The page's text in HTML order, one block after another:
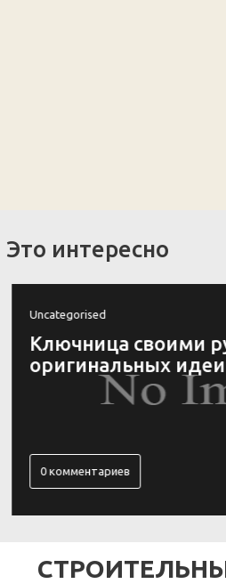
Это интересно
Uncategorised
Ключница своими
оригинальных идеи
0 комментариев